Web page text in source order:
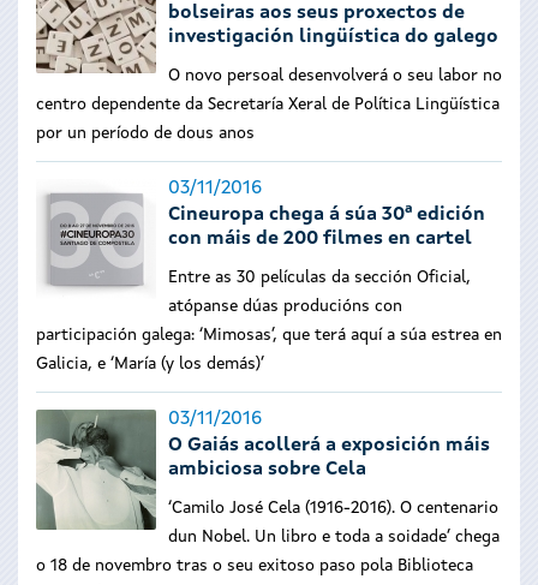
bolseiras aos seus proxectos de
investigación lingüística do galego
O novo persoal desenvolverá o seu labor no
centro dependente da Secretaría Xeral de Política Lingüística
por un período de dous anos
03/11/2016
Cineuropa chega á súa 30ª edición
con máis de 200 filmes en cartel
Entre as 30 películas da sección Oficial,
atópanse dúas producións con
participación galega: ‘Mimosas’, que terá aquí a súa estrea en
Galicia, e ‘María (y los demás)’
03/11/2016
O Gaiás acollerá a exposición máis
ambiciosa sobre Cela
‘Camilo José Cela (1916-2016). O centenario
dun Nobel. Un libro e toda a soidade’ chega
o 18 de novembro tras o seu exitoso paso pola Biblioteca